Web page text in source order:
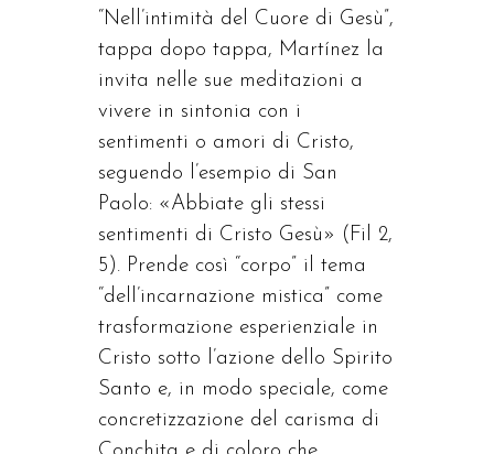
“Nell’intimità del Cuore di Gesù”,
tappa dopo tappa, Martínez la
invita nelle sue meditazioni a
vivere in sintonia con i
sentimenti o amori di Cristo,
seguendo l’esempio di San
Paolo: «Abbiate gli stessi
sentimenti di Cristo Gesù» (Fil 2,
5). Prende così “corpo” il tema
“dell’incarnazione mistica” come
trasformazione esperienziale in
Cristo sotto l’azione dello Spirito
Santo e, in modo speciale, come
concretizzazione del carisma di